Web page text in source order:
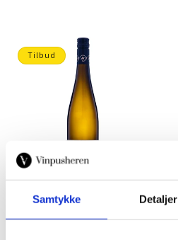
Samtykke Detaljer
LÆG I INDKØBSKURV
Tilbud